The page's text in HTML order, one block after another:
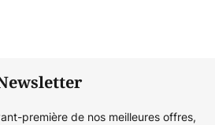
première de nos meilleures offres,